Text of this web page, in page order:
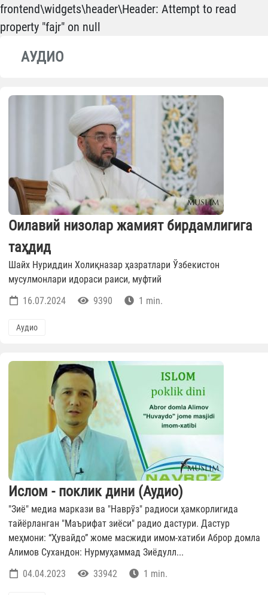
frontend\widgets\header\Header: Attempt to read
property "fajr" on null
АУДИО
Оилавий низолар жамият бирдамлигига
таҳдид
Шайх Нуриддин Холиқназар ҳазратлари Ўзбекистон
мусулмонлари идораси раиси, муфтий
16.07.2024
9390 1 min.
Аудио
Ислом - поклик дини (Аудио)
"Зиё" медиа маркази ва "Наврўз" радиоси ҳамкорлигида
тайёрланган "Маърифат зиёси" радио дастури. Дастур
меҳмони: “Ҳувайдо” жоме масжиди имом-хатиби Aброр домла
Aлимов Сухандон: Нурмуҳаммад Зиёдулл...
04.04.2023
33942 1 min.